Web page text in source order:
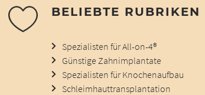
BELIEBTE RUBRIKEN
Spezialisten für All-on-4®
Günstige Zahnimplantate
Spezialisten für Knochenaufbau
Schleimhauttransplantation